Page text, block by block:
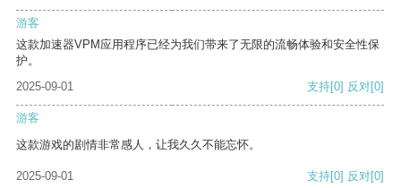
游客
这款加速器VPM应用程序已经为我们带来了无限的流畅体验和安全性保
护。
2025-09-01
支持[0] 反对[0]
游客
这款游戏的剧情非常感人，让我久久不能忘怀。
2025-09-01 支持[0] 反对[0]